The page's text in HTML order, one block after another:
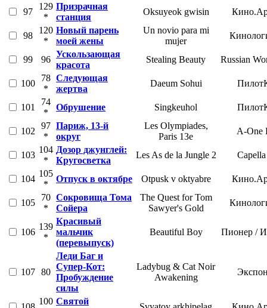
97
129
*
Призрачная
станция
Oksuyeok gwisin
98
120
*
Новый парень
моей жены
Un novio para mi
mujer
99 96
Ускользающая
красота
Stealing Beauty Russian
100
78
*
Следующая
жертва
Daeum Sohui
101
74
*
Обрушение Singkeuhol
102
97
*
Париж, 13-й
округ
Les Olympiades,
Paris 13e
A-One
103
104
*
Дозор джунглей:
Кругосветка
Les As de la Jungle 2
104
105
*
Отпуск в октябре Otpusk v oktyabre
105
70
*
Сокровища Тома
Сойера
The Quest for Tom
Sawyer's Gold
106
139
*
Красивый
мальчик
(перевыпуск)
Beautiful Boy Пионер /
107 80
Леди Баг и
Супер-Кот:
Пробуждение
силы
Ladybug & Cat Noir
Awakening
100 Святой